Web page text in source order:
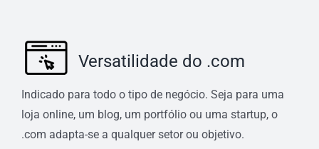
Versatilidade do .com
Indicado para todo o tipo de negócio. Seja para uma
loja online, um blog, um portfólio ou uma startup, o
.com adapta-se a qualquer setor ou objetivo.